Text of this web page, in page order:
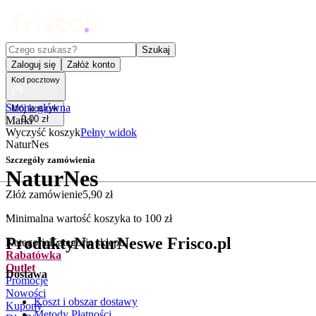
Czego szukasz?
Szukaj
Zaloguj się
Załóż konto
Kod pocztowy
Mój koszyk
0,00 zł
Wyczyść koszykPełny widok
Szczegóły zamówienia
Złóż zamówienie5,90 zł
Minimalna wartość koszyka to 100 zł
KategorieKategorie sklepu
Rabatówka
Outlet
Promocje
Nowości
Kupony
Strona główna
Marki
NaturNes
NaturNes
.
ProduktyNaturNeswe Frisco.pl
Dostawa
Koszt i obszar dostawy